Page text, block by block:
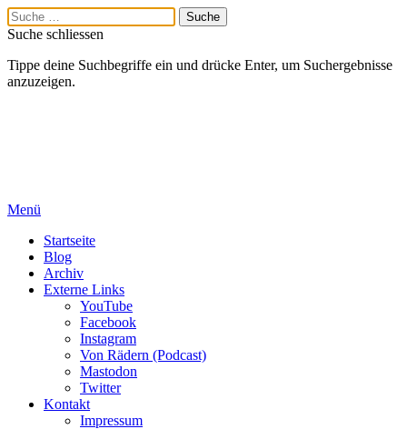
Suche schliessen
Tippe deine Suchbegriffe ein und drücke Enter, um Suchergebnisse
anzuzeigen.
Menü
Startseite
Blog
Archiv
Externe Links
YouTube
Facebook
Instagram
Von Rädern (Podcast)
Mastodon
Twitter
Kontakt
Impressum